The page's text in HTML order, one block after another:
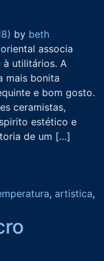
by beth
associa
à utilitários. A
mais bonita
e bom gosto.
ceramistas,
estético e
de um […]
, artistica,